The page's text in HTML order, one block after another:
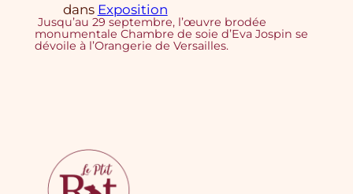
dans Exposition
Jusqu’au 29 septembre, l’œuvre brodée
monumentale Chambre de soie d’Eva Jospin se
dévoile à l’Orangerie de Versailles.